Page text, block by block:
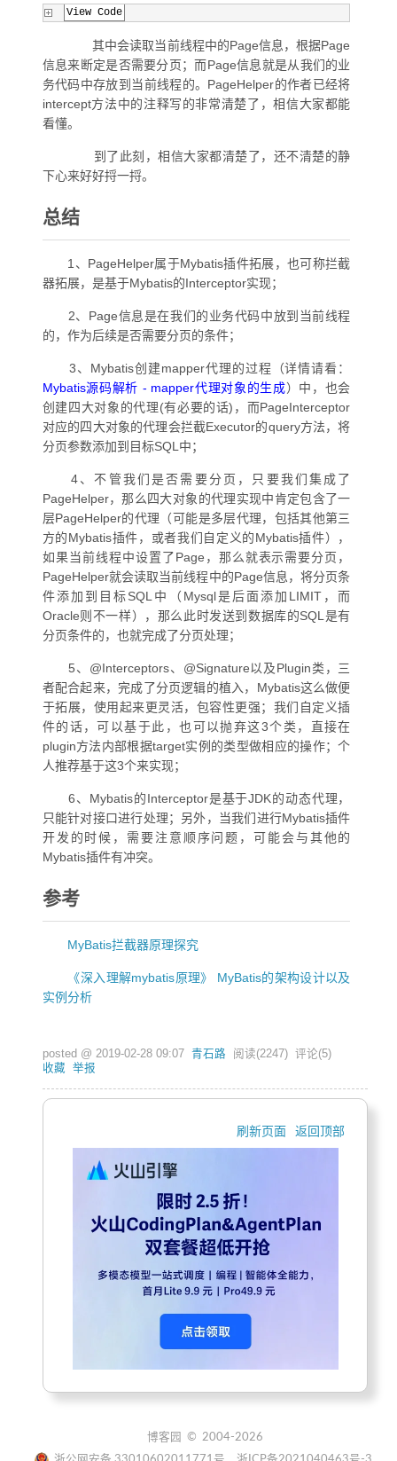
View Code
其中会读取当前线程中的Page信息，根据Page
信息来断定是否需要分页；而Page信息就是从我们的业
务代码中存放到当前线程的。PageHelper的作者已经将
intercept方法中的注释写的非常清楚了，相信大家都能
看懂。
到了此刻，相信大家都清楚了，还不清楚的静
下心来好好捋一捋。
总结
1、PageHelper属于Mybatis插件拓展，也可称拦截
器拓展，是基于Mybatis的Interceptor实现；
2、Page信息是在我们的业务代码中放到当前线程
的，作为后续是否需要分页的条件；
3、Mybatis创建mapper代理的过程（详情请看：
Mybatis源码解析 - mapper代理对象的生成）中，也会
创建四大对象的代理(有必要的话)，而PageInterceptor
对应的四大对象的代理会拦截Executor的query方法，将
分页参数添加到目标SQL中；
4、不管我们是否需要分页，只要我们集成了
PageHelper，那么四大对象的代理实现中肯定包含了一
层PageHelper的代理（可能是多层代理，包括其他第三
方的Mybatis插件，或者我们自定义的Mybatis插件），
如果当前线程中设置了Page，那么就表示需要分页，
PageHelper就会读取当前线程中的Page信息，将分页条
件添加到目标SQL中（Mysql是后面添加LIMIT，而
Oracle则不一样），那么此时发送到数据库的SQL是有
分页条件的，也就完成了分页处理；
5、@Interceptors、@Signature以及Plugin类，三
者配合起来，完成了分页逻辑的植入，Mybatis这么做便
于拓展，使用起来更灵活，包容性更强；我们自定义插
件的话，可以基于此，也可以抛弃这3个类，直接在
plugin方法内部根据target实例的类型做相应的操作；个
人推荐基于这3个来实现；
6、Mybatis的Interceptor是基于JDK的动态代理，
只能针对接口进行处理；另外，当我们进行Mybatis插件
开发的时候，需要注意顺序问题，可能会与其他的
Mybatis插件有冲突。
参考
MyBatis拦截器原理探究
《深入理解mybatis原理》 MyBatis的架构设计以及
实例分析
posted @ 2019-02-28 09:07 青石路 阅读(2247) 评论(5)
收藏
举报
刷新页面 返回顶部
博客园 © 2004-2026